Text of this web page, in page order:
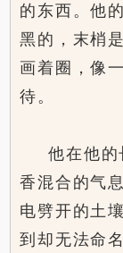
的东西。他
黑的，末梢
画着圈，像
待。
他在他的
香混合的气
电劈开的土
到却无法命